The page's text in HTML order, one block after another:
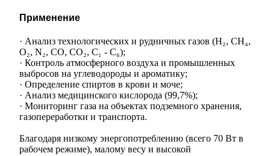
Применение
· Анализ технологических и рудничных газов (H₂, CH₄,
O₂, N₂, CO, CO₂, C₁ - C₆);
· Контроль атмосферного воздуха и промышленных
выбросов на углеводороды и ароматику;
· Определение спиртов в крови и моче;
· Анализ медицинского кислорода (99,7%);
· Мониторинг газа на объектах подземного хранения,
газопереработки и транспорта.
Благодаря низкому энергопотреблению (всего 70 Вт в
рабочем режиме), малому весу и высокой